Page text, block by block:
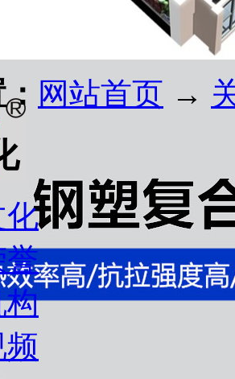
网站首页 →
化
誉
构